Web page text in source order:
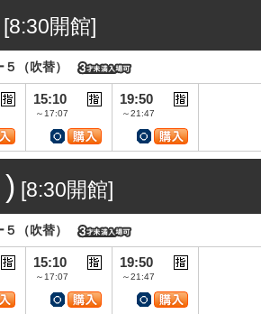
[8:30開館]
（吹替）
15:10
～17:07
19:50
～21:47
[8:30開館]
（吹替）
15:10
～17:07
19:50
～21:47